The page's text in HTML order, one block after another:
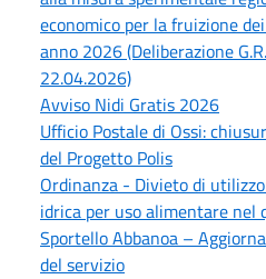
economico per la fruizione
anno 2026 (Deliberazione
22.04.2026)
Avviso Nidi Gratis 2026
Ufficio Postale di Ossi:
del Progetto Polis
Ordinanza - Divieto di
idrica per uso alimentare
Sportello Abbanoa –
del servizio